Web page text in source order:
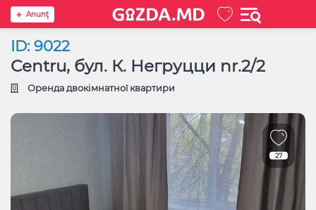
Anunţ
ID: 9022
Centru, бул. К. Негруцци nr.2/2
Оренда двокімнатної квартири
27